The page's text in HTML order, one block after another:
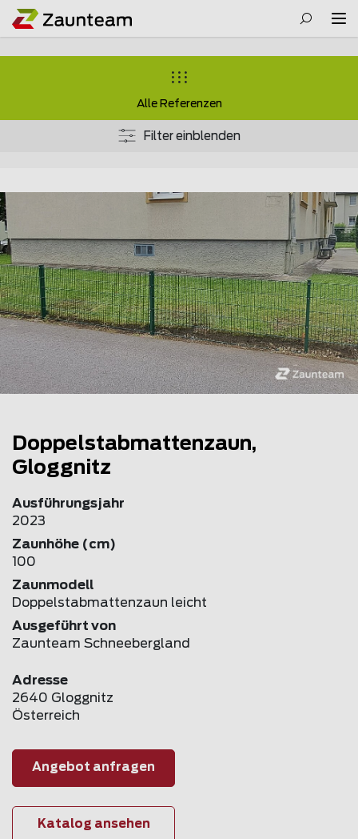
Alle Referenzen
Filter einblenden
Doppelstabmattenzaun,
Gloggnitz
Ausführungsjahr
2023
Zaunhöhe (cm)
100
Zaunmodell
Doppelstabmattenzaun leicht
Ausgeführt von
Zaunteam Schneebergland
Adresse
2640 Gloggnitz
Österreich
Angebot anfragen
Katalog ansehen